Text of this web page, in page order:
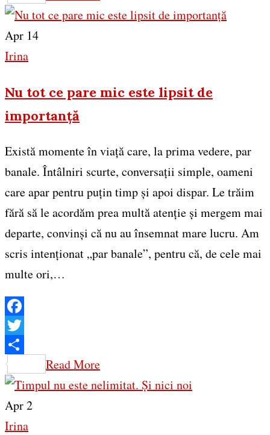
Apr 14
Irina
Nu tot ce pare mic este lipsit de
importanță
Există momente în viață care, la prima vedere, par
banale. Întâlniri scurte, conversații simple, oameni
care apar pentru puțin timp și apoi dispar. Le trăim
fără să le acordăm prea multă atenție și mergem mai
departe, convinși că nu au însemnat mare lucru. Am
scris intenționat „par banale”, pentru că, de cele mai
multe ori,…
Facebook
Twitter
Share
Read More
Apr 2
Irina